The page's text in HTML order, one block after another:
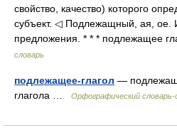
свойство, качество) которого
субъект. ◁ Подлежащный, ая,
предложения. * * * подлежащее
словарь
подлежащее-глагол —
глагола …
Орфографический словарь-